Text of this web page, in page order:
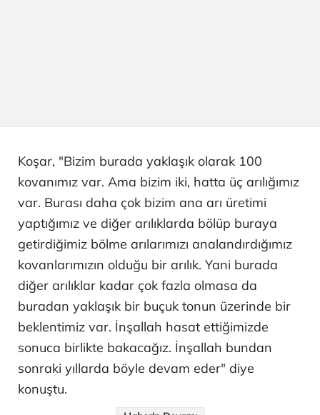
Koşar, "Bizim burada yaklaşık olarak 100
kovanımız var. Ama bizim iki, hatta üç arılığımız
var. Burası daha çok bizim ana arı üretimi
yaptığımız ve diğer arılıklarda bölüp buraya
getirdiğimiz bölme arılarımızı analandırdığımız
kovanlarımızın olduğu bir arılık. Yani burada
diğer arılıklar kadar çok fazla olmasa da
buradan yaklaşık bir buçuk tonun üzerinde bir
beklentimiz var. İnşallah hasat ettiğimizde
sonuca birlikte bakacağız. İnşallah bundan
sonraki yıllarda böyle devam eder" diye
konuştu.